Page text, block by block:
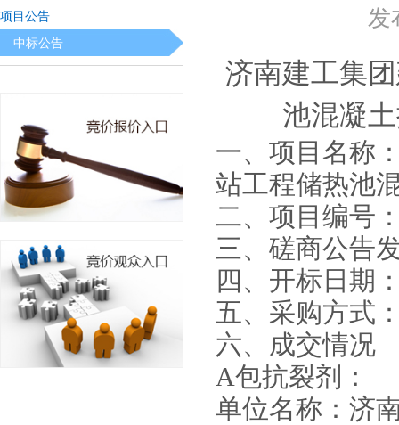
项目公告
中标公告
发
济南建工集
池混凝
一、 项目名称
站工程储热池
二、项目编号
三、 磋商公告
四、 开标 日期
五、 采购方式
六、成交情况
A包抗裂剂：
单位名称：济